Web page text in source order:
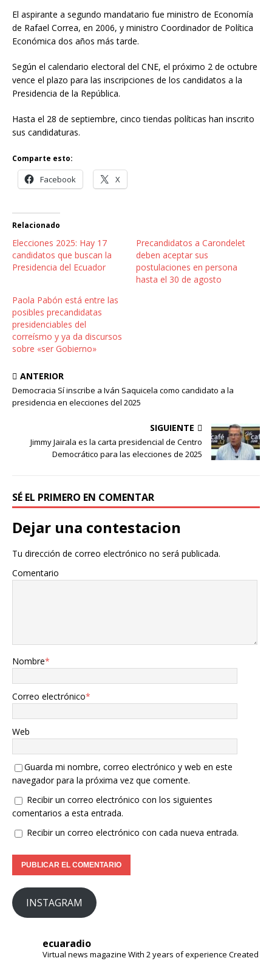
El aspirante a segundo mandatario fue ministro de Economía
de Rafael Correa, en 2006, y ministro Coordinador de Política
Económica dos años más tarde.
Según el calendario electoral del CNE, el próximo 2 de octubre
vence el plazo para las inscripciones de los candidatos a la
Presidencia de la República.
Hasta el 28 de septiembre, cinco tiendas políticas han inscrito
sus candidaturas.
Comparte esto:
Facebook X
Relacionado
Elecciones 2025: Hay 17
candidatos que buscan la
Presidencia del Ecuador
Precandidatos a Carondelet
deben aceptar sus
postulaciones en persona
hasta el 30 de agosto
Paola Pabón está entre las
posibles precandidatas
presidenciables del
correísmo y ya da discursos
sobre «ser Gobierno»
ANTERIOR
Democracia Sí inscribe a Iván Saquicela como candidato a la
presidencia en elecciones del 2025
SIGUIENTE
Jimmy Jairala es la carta presidencial de Centro
Democrático para las elecciones de 2025
SÉ EL PRIMERO EN COMENTAR
Dejar una contestacion
Tu dirección de correo electrónico no será publicada.
Comentario
Nombre*
Correo electrónico*
Web
Guarda mi nombre, correo electrónico y web en este
navegador para la próxima vez que comente.
Recibir un correo electrónico con los siguientes
comentarios a esta entrada.
Recibir un correo electrónico con cada nueva entrada.
INSTAGRAM
ecuaradio
Virtual news magazine With 2 years of experience Created